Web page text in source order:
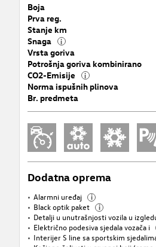
Boja
Prva reg.
Stanje km
Snaga i
Vrsta goriva
Potrošnja goriva kombinirano
CO2-Emisije i
Norma ispušnih plinova
Br. predmeta
Dodatna oprema
Alarmni uređaj i
Black optik paket i
Detalji u unutrašnjosti vozila u
Električno podesiva sjedala vozača i
Interijer S line sa sportskim